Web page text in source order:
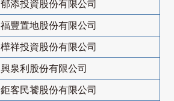
郁添投資股份有限公司
福豐置地股份有限公司
樺祥投資股份有限公司
興泉利股份有限公司
鉅客民饕股份有限公司